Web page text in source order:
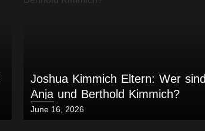
Joshua Kimmich Eltern: Wer sind
Anja und Berthold Kimmich?
Posted
June 16, 2026